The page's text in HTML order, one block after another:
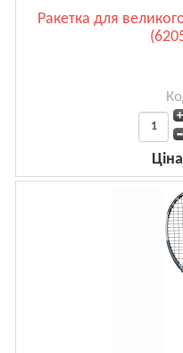
Ракетка для